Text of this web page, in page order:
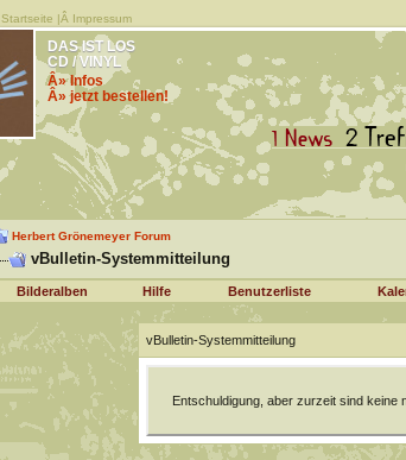
Startseite |Â Impressum
DAS IST LOS
CD / VINYL
Â» Infos
Â» jetzt bestellen!
Herbert Grönemeyer Forum
vBulletin-Systemmitteilung
Bilderalben Hilfe Benutzerliste
vBulletin-Systemmitteilung
Entschuldigung, aber zurzeit sind keine